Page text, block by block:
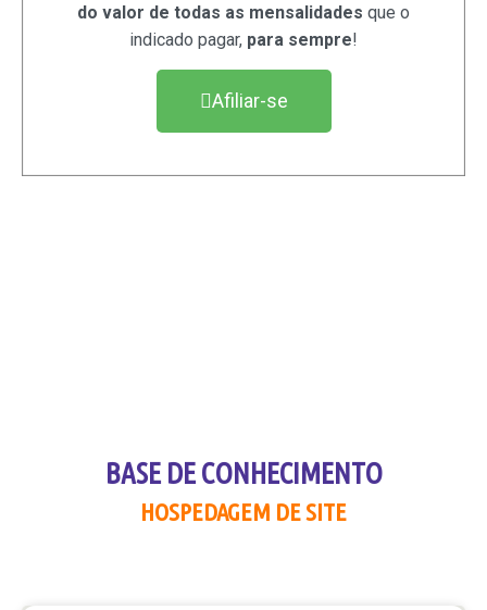
do valor de todas as mensalidades que o
indicado pagar, para sempre!
Afiliar-se
BASE DE CONHECIMENTO
HOSPEDAGEM DE SITE